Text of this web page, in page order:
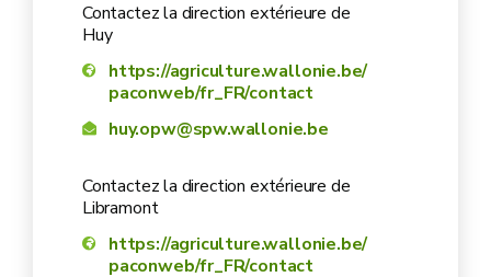
Contactez la direction extérieure de
Huy
https://agriculture.wallonie.be/
paconweb/fr_FR/contact
huy.opw@spw.wallonie.be
Contactez la direction extérieure de
Libramont
https://agriculture.wallonie.be/
paconweb/fr_FR/contact